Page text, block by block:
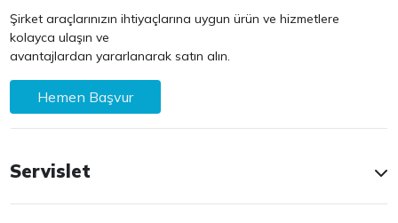
Şirket araçlarınızın ihtiyaçlarına uygun ürün ve hizmetlere
kolayca ulaşın ve
avantajlardan yararlanarak satın alın.
Hemen Başvur
Servislet